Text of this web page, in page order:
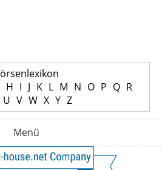
H I J K L M N O P Q R
U V W X Y Z
Menü